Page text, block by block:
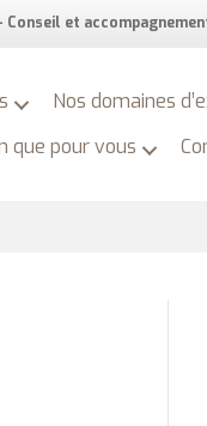
Conseil et
Nos domaines
que pour vous